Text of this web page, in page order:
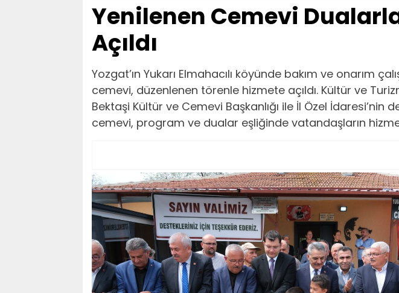
Yenilenen Cemevi
Açıldı
Yozgat’ın Yukarı Elmahacılı köyünde bakım ve onarım
cemevi, düzenlenen törenle hizmete açıldı. Kültür ve
Bektaşi Kültür ve Cemevi Başkanlığı ile İl Özel İdaresi’nin
cemevi, program ve dualar eşliğinde vatandaşların